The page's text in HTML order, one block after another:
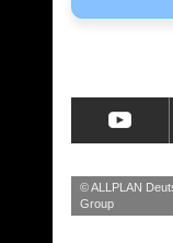
© ALLPLAN
Group